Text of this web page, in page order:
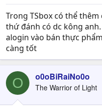
Trong TSbox có thể
thứ đánh có dc kông
alogin vào bán thực
càng tốt
O o0oBiRaiNo0o
The Warrior of Light